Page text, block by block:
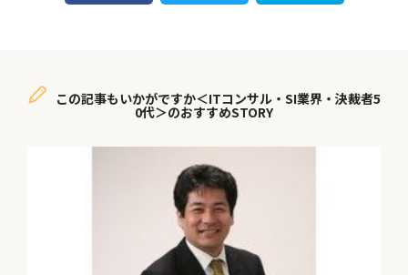
この記事もいかがですか＜ITコンサル・SI業界・決裁者5
0代＞のおすすめSTORY